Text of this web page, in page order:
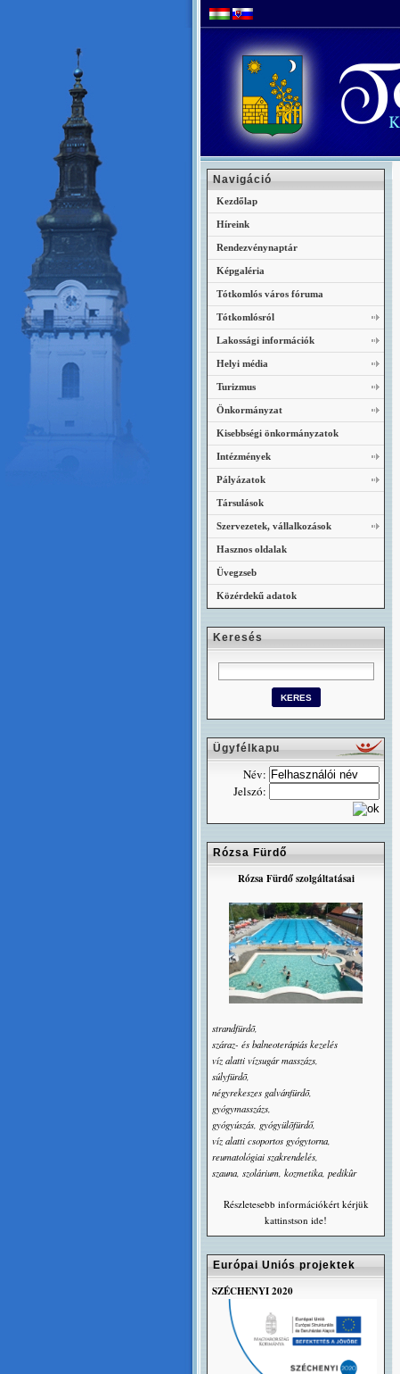
Navigáció
Kezdőlap
Híreink
Rendezvénynaptár
Képgaléria
Tótkomlós város fóruma
Tótkomlósról
Lakossági információk
Helyi média
Turizmus
Önkormányzat
Kisebbségi önkormányzatok
Intézmények
Pályázatok
Társulások
Szervezetek, vállalkozások
Hasznos oldalak
Üvegzseb
Közérdekű adatok
Keresés
Ügyfélkapu
Név:
Jelszó:
Rózsa Fürdő
Rózsa Fürdő szolgáltatásai
strandfürdõ,
száraz- és balneoterápiás kezelés
víz alatti vízsugár masszázs,
súlyfürdõ,
négyrekeszes galvánfürdõ,
gyógymasszázs,
gyógyúszás, gyógyülõfürdő,
víz alatti csoportos gyógytorna,
reumatológiai szakrendelés,
szauna, szolárium, kozmetika, pedikûr
Részletesebb információkért kérjük
kattinstson ide!
Európai Uniós projektek
SZÉCHENYI 2020